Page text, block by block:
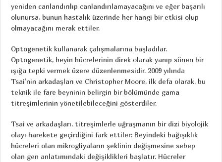
yeniden canlandırılıp canlandırılamayacağını ve eğer başarılı
olunursa, bunun hastalık üzerinde her hangi bir etkisi olup
olmayacağını merak ettiler.
Optogenetik kullanarak çalışmalarına başladılar.
Optogenetik, beyin hücrelerinin direk olarak yanıp sönen bir
ışığa tepki vermek üzere düzenlenmesidir. 2009 yılında
Tsai’nin arkadaşları ve Christopher Moore, ilk defa olarak, bu
teknik ile fare beyninin belirgin bir bölümünde gama
titreşimlerinin yönetilebileceğini gösterdiler.
Tsai ve arkadaşları, titreşimlerle uğraşmanın bir dizi biyolojik
olayı harekete geçirdiğini fark ettiler: Beyindeki bağışıklık
hücreleri olan mikrogliyaların şeklinin değişmesine sebep
olan gen anlatımındaki değişiklikleri başlatır. Hücreler